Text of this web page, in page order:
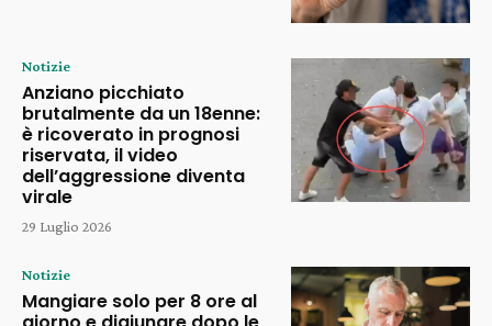
Notizie
Anziano picchiato
brutalmente da un 18enne:
è ricoverato in prognosi
riservata, il video
dell’aggressione diventa
virale
29 Luglio 2026
Notizie
Mangiare solo per 8 ore al